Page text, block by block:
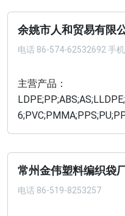
余姚市人和贸易有限
电话 86-574-62532692 手
主营产品：
常州金伟塑料编织袋
电话 86-519-8253257